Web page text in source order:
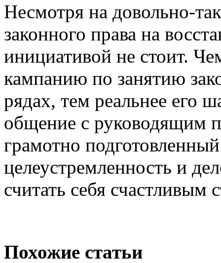
Несмотря на довольно-
законного права на
инициативой не стоит.
кампанию по занятию
рядах, тем реальнее его
общение с руководящим
грамотно
целеустремленность и
считать себя счастливым
Похожие статьи